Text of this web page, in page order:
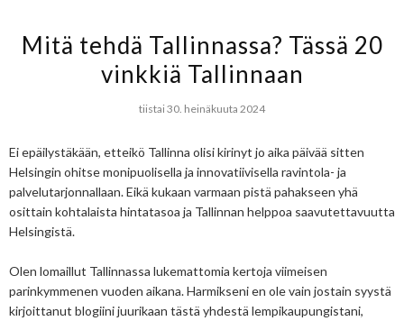
Mitä tehdä Tallinnassa? Tässä 20
vinkkiä Tallinnaan
tiistai 30. heinäkuuta 2024
Ei epäilystäkään, etteikö Tallinna olisi kirinyt jo aika päivää sitten
Helsingin ohitse monipuolisella ja innovatiivisella ravintola- ja
palvelutarjonnallaan. Eikä kukaan varmaan pistä pahakseen yhä
osittain kohtalaista hintatasoa ja Tallinnan helppoa saavutettavuutta
Helsingistä.
Olen lomaillut Tallinnassa lukemattomia kertoja viimeisen
parinkymmenen vuoden aikana. Harmikseni en ole vain jostain syystä
kirjoittanut blogiini juurikaan tästä yhdestä lempikaupungistani,